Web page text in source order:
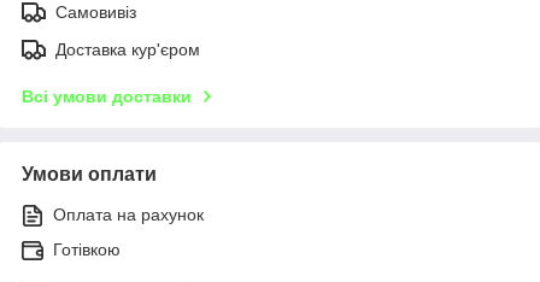
Самовивіз
Доставка кур'єром
Всі умови доставки
Умови оплати
Оплата на рахунок
Готівкою